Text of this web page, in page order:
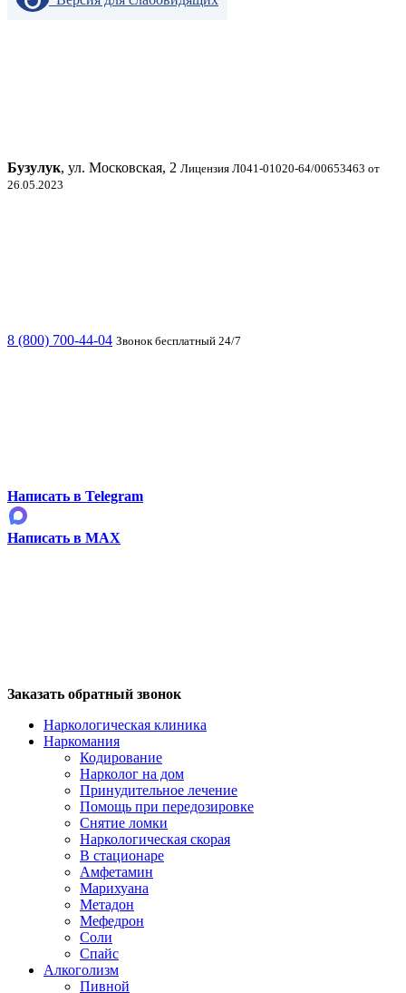
Бузулук, ул. Московская, 2 Лицензия Л041-01020-64/00653463 от
26.05.2023
8 (800) 700-44-04 Звонок бесплатный 24/7
Написать в Telegram
Написать в MAX
Заказать обратный звонок
Наркологическая клиника
Наркомания
Кодирование
Нарколог на дом
Принудительное лечение
Помощь при передозировке
Снятие ломки
Наркологическая скорая
В стационаре
Амфетамин
Марихуана
Метадон
Мефедрон
Соли
Спайс
Алкоголизм
Пивной